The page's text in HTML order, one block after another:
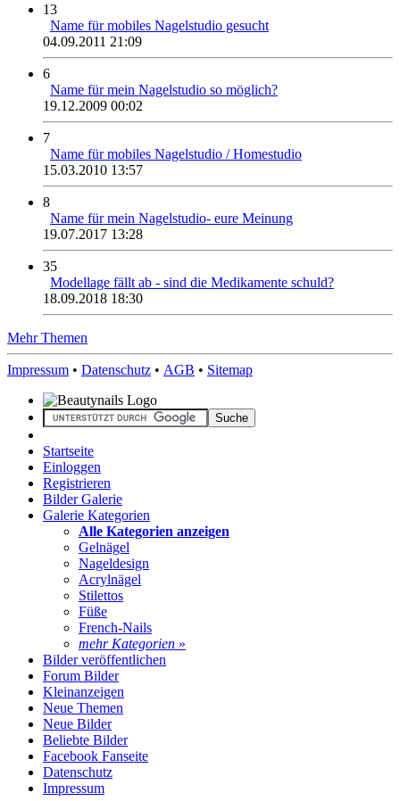
13
Name für mobiles Nagelstudio gesucht
04.09.2011 21:09
6
Name für mein Nagelstudio so möglich?
19.12.2009 00:02
7
Name für mobiles Nagelstudio / Homestudio
15.03.2010 13:57
8
Name für mein Nagelstudio- eure Meinung
19.07.2017 13:28
35
Modellage fällt ab - sind die Medikamente schuld?
18.09.2018 18:30
Mehr Themen
Impressum • Datenschutz • AGB • Sitemap
Startseite
Einloggen
Registrieren
Bilder Galerie
Galerie Kategorien
Alle Kategorien anzeigen
Gelnägel
Nageldesign
Acrylnägel
Stilettos
Füße
French-Nails
mehr Kategorien »
Bilder veröffentlichen
Forum Bilder
Kleinanzeigen
Neue Themen
Neue Bilder
Beliebte Bilder
Facebook Fanseite
Datenschutz
Impressum